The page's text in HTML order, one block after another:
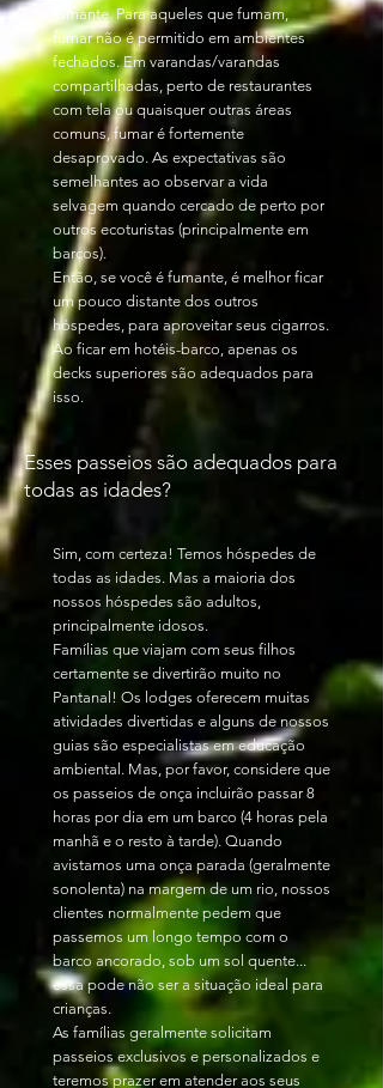
fumante. Para aqueles que fumam,
fumar não é permitido em ambientes
fechados. Em varandas/varandas
compartilhadas, perto de restaurantes
com tela ou quaisquer outras áreas
comuns, fumar é fortemente
desaprovado. As expectativas são
semelhantes ao observar a vida
selvagem quando cercado de perto por
outros ecoturistas (principalmente em
barcos).
Então, se você é fumante, é melhor ficar
um pouco distante dos outros
hóspedes, para aproveitar seus cigarros.
Ao ficar em hotéis-barco, apenas os
decks superiores são adequados para
isso.
Esses passeios são adequados para
todas as idades?
Sim, com certeza! Temos hóspedes de
todas as idades. Mas a maioria dos
nossos hóspedes são adultos,
principalmente idosos.
Famílias que viajam com seus filhos
certamente se divertirão muito no
Pantanal! Os lodges oferecem muitas
atividades divertidas e alguns de nossos
guias são especialistas em educação
ambiental. Mas, por favor, considere que
os passeios de onça incluirão passar 8
horas por dia em um barco (4 horas pela
manhã e o resto à tarde). Quando
avistamos uma onça parada (geralmente
sonolenta) na margem de um rio, nossos
clientes normalmente pedem que
passemos um longo tempo com o
barco ancorado, sob um sol quente...
essa pode não ser a situação ideal para
crianças.
As famílias geralmente solicitam
passeios exclusivos e personalizados e
teremos prazer em atender aos seus